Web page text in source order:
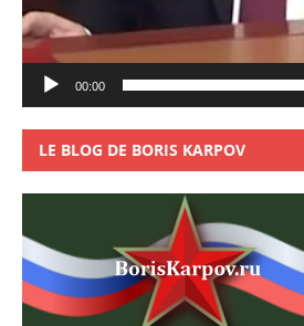
00:00
LE BLOG DE BORIS KARPOV